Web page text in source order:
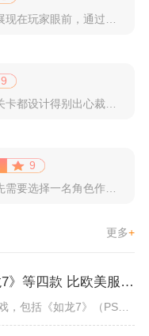
9
9
更多+
8月PS+港服会免：《如龙7》等四款 比欧美服多一款
官方公布了8月份港服的PS Plus会免游戏，包括《如龙7》（PS4/PS5）、《小小梦魇》（PS4）、《托尼霍克职业滑...